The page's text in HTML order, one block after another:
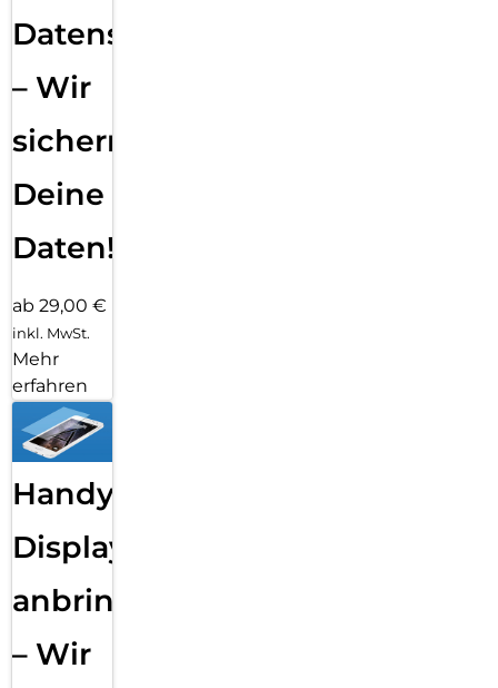
Datensicherung
– Wir
sichern
Deine
Daten!
ab 29,00 €
inkl. MwSt.
Mehr
erfahren
Handy
Displayfolie
anbringen
– Wir